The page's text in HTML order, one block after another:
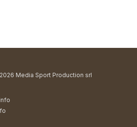
Media Sport Production srl